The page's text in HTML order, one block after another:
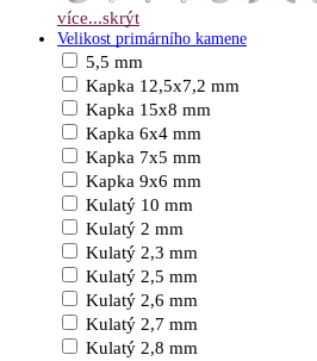
více...skrýt
Velikost primárního kamene
5,5 mm
Kapka 12,5x7,2 mm
Kapka 15x8 mm
Kapka 6x4 mm
Kapka 7x5 mm
Kapka 9x6 mm
Kulatý 10 mm
Kulatý 2 mm
Kulatý 2,3 mm
Kulatý 2,5 mm
Kulatý 2,6 mm
Kulatý 2,7 mm
Kulatý 2,8 mm